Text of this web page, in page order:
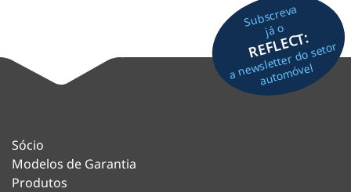
Subscreva
já o
REFLECT:
a newsletter do setor
automóvel
Sócio
Modelos de Garantia
Produtos